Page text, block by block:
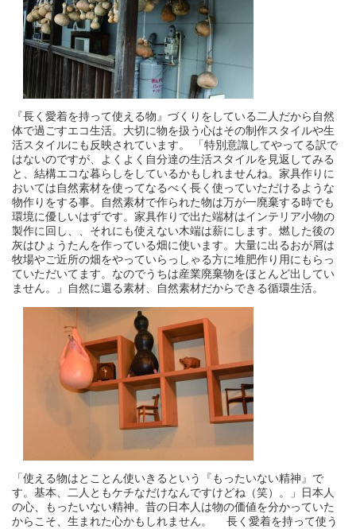
『長く愛着を持って使える物』づくりをしている二人だから自然
体で過ごすエコ生活。大切に物を扱う心はその制作スタイルや生
活スタイルにも反映されています。 「特別意識してやってる訳で
はないのですが、よくよく自分達の生活スタイルを見返してみる
と、結構エコな暮らしをしているかもしれませんね。家具作りに
おいては自然素材を使ってなるべく長く使っていただけるような
物作りをする事。自然素材で作られた物は万が一廃棄する時でも
環境に優しいはずです。家具作りで出た端材はインテリア小物の
製作に回し、、それにも使えない木端は薪にします。燃した後の
灰はひょうたんを作っている畑に使います。大量に出るおが屑は
牧場やご近所の畑をやっていらっしゃる方に堆肥作り用にもらっ
ていただいてます。なのでうちは産業廃棄物をほとんど出してい
ません。」自然に還る素材、自然素材だからできる循環生活。
「使える物はとことん使いきるという『もったいない精神』で
す。基本、二人ともケチなだけなんですけどね（笑）。」日本人
の心、もったいない精神。昔の日本人は物の価値を分かっていた
からこそ、生まれた心かもしれません。 長く愛着を持って使う